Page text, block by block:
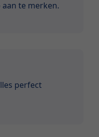
te merken.
perfect